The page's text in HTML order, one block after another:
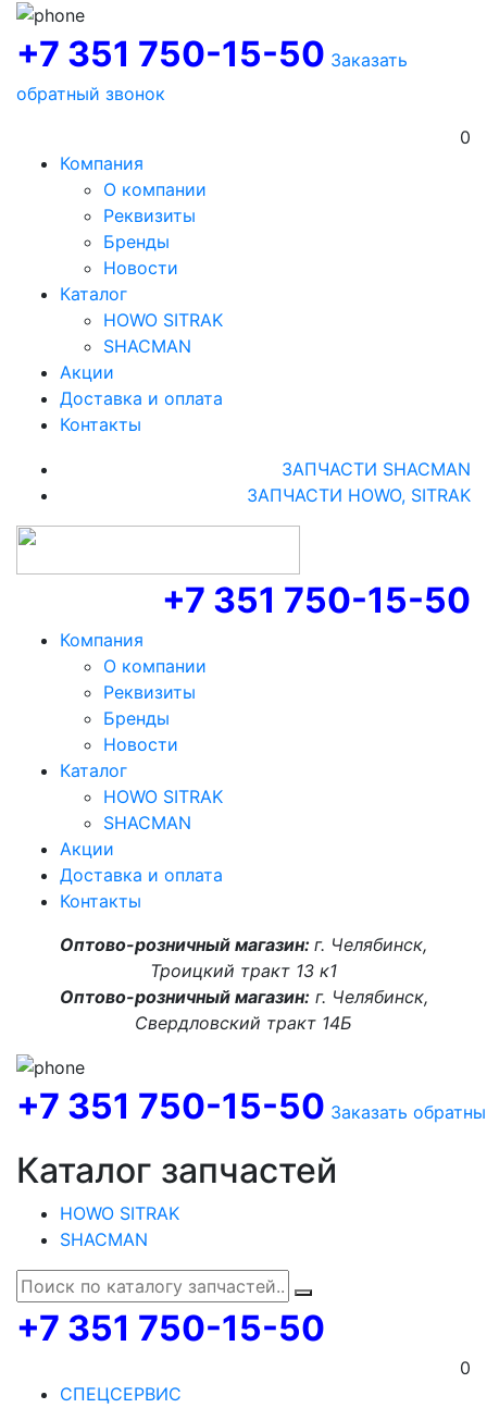
+7 351 750-15-50 Заказать
обратный звонок
0
Компания
О компании
Реквизиты
Бренды
Новости
Каталог
HOWO SITRAK
SHACMAN
Акции
Доставка и оплата
Контакты
ЗАПЧАСТИ SHACMAN
ЗАПЧАСТИ HOWO, SITRAK
+7 351 750-15-50
Компания
О компании
Реквизиты
Бренды
Новости
Каталог
HOWO SITRAK
SHACMAN
Акции
Доставка и оплата
Контакты
Оптово-розничный магазин: г. Челябинск,
Троицкий тракт 13 к1
Оптово-розничный магазин:г. Челябинск,
Свердловский тракт 14Б
+7 351 750-15-50 Заказать
Каталог запчастей
HOWO SITRAK
SHACMAN
+7 351 750-15-50
0
СПЕЦСЕРВИС